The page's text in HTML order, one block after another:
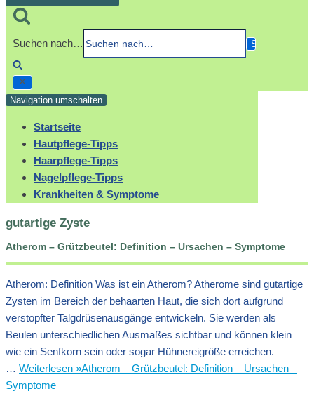
Suchen nach…
Navigation umschalten
Startseite
Hautpflege-Tipps
Haarpflege-Tipps
Nagelpflege-Tipps
Krankheiten & Symptome
gutartige Zyste
Atherom – Grützbeutel: Definition – Ursachen – Symptome
Atherom: Definition Was ist ein Atherom? Atherome sind gutartige
Zysten im Bereich der behaarten Haut, die sich dort aufgrund
verstopfter Talgdrüsenausgänge entwickeln. Sie werden als
Beulen unterschiedlichen Ausmaßes sichtbar und können klein
wie ein Senfkorn sein oder sogar Hühnereigröße erreichen.
… Weiterlesen »Atherom – Grützbeutel: Definition – Ursachen –
Symptome